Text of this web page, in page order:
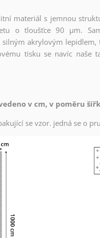
materiál s jemnou
o tloušťce 90 µm.
akrylovým lepidlem,
tisku se navíc naše
v cm, v poměru
se vzor. jedná se o